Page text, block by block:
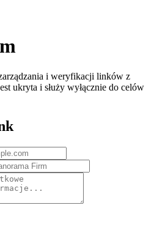
i weryfikacji linków z
ukryta i służy wyłącznie do celów